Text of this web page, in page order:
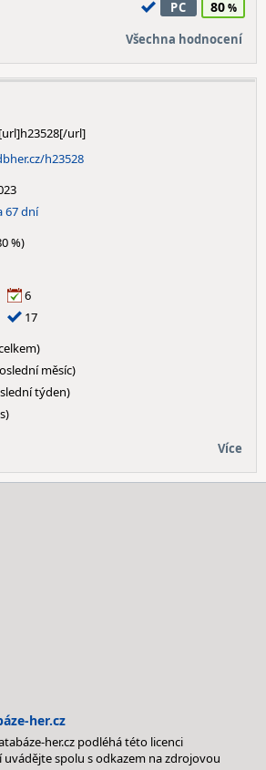
PC 80
Všechna hodnocení
h23528
67 dní
%)
6
17
měsíc)
týden)
Více
her.cz
her.cz podléhá této licenci
spolu s odkazem na zdrojovou